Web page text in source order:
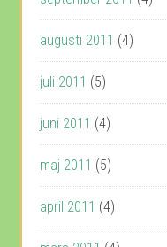
augusti 2011 (4)
juli 2011 (5)
juni 2011 (4)
maj 2011 (5)
april 2011 (4)